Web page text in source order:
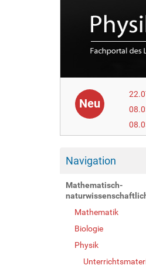
Neu
Navigation
Mathematisch-
Mathematik
Biologie
Physik